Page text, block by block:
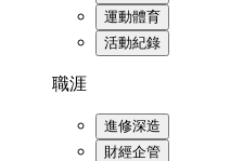
運動體育
活動紀錄
職涯
進修深造
財經企管